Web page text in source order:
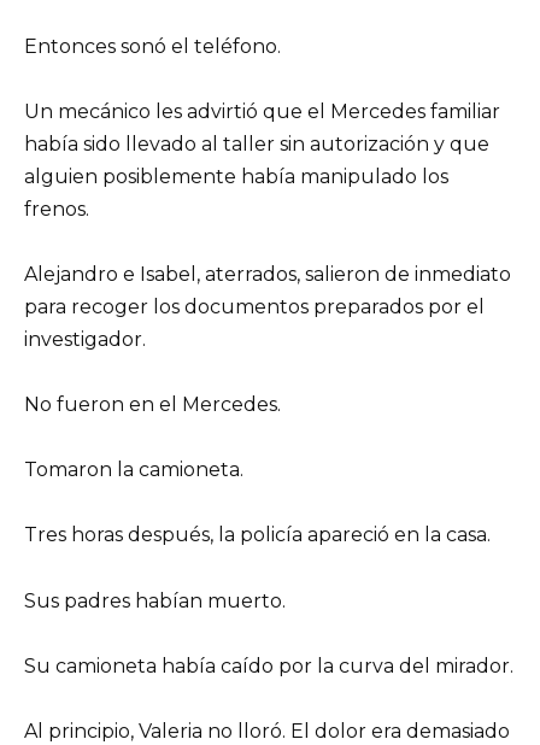
Entonces sonó el teléfono.
Un mecánico les advirtió que el Mercedes familiar
había sido llevado al taller sin autorización y que
alguien posiblemente había manipulado los
frenos.
Alejandro e Isabel, aterrados, salieron de inmediato
para recoger los documentos preparados por el
investigador.
No fueron en el Mercedes.
Tomaron la camioneta.
Tres horas después, la policía apareció en la casa.
Sus padres habían muerto.
Su camioneta había caído por la curva del mirador.
Al principio, Valeria no lloró. El dolor era demasiado